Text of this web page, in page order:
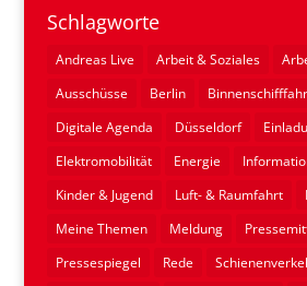
Schlagworte
Andreas Live Arbeit & Soziales
Ausschüsse
Berlin
Digitale Agenda
Düsseldorf
Elektromobilität
Energie
Kinder & Jugend
Luft- & Raumfahrt
Meine Themen
Meldung
Pressespiegel
Rede